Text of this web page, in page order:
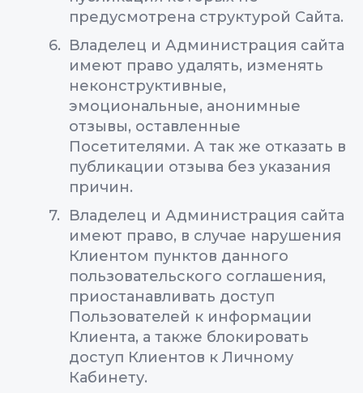
предусмотрена структурой Сайта.
Владелец и Администрация сайта
имеют право удалять, изменять
неконструктивные,
эмоциональные, анонимные
отзывы, оставленные
Посетителями. А так же отказать в
публикации отзыва без указания
причин.
Владелец и Администрация сайта
имеют право, в случае нарушения
Клиентом пунктов данного
пользовательского соглашения,
приостанавливать доступ
Пользователей к информации
Клиента, а также блокировать
доступ Клиентов к Личному
Кабинету.